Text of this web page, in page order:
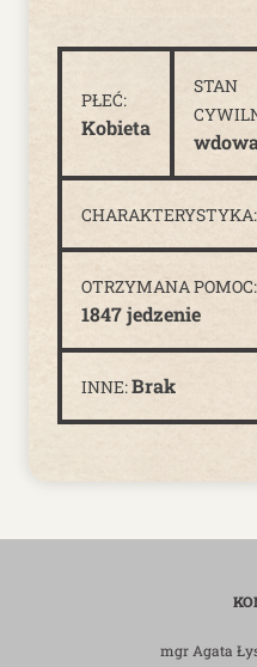
PŁEĆ:
Kobieta
STAN
CHARAKTERYSTYKA:
OTRZYMANA POMOC:
1847 jedzenie
INNE:Brak
mgr Agata